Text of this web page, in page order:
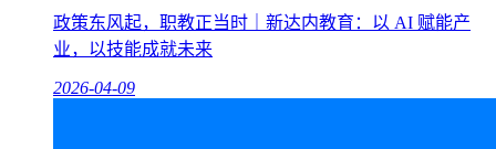
政策东风起，职教正当时｜新达内教育：以 AI 赋能产
业，以技能成就未来
2026-04-09